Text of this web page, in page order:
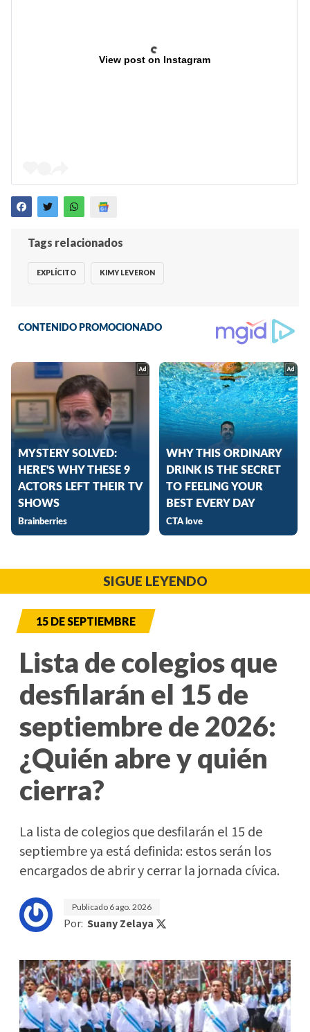
View post on Instagram
Tags relacionados
EXPLÍCITO KIMY LEVERON
SIGUE LEYENDO
15 DE SEPTIEMBRE
Lista de colegios que
desfilarán el 15 de
septiembre de 2026:
¿Quién abre y quién
cierra?
La lista de colegios que desfilarán el 15 de
septiembre ya está definida: estos serán los
encargados de abrir y cerrar la jornada cívica.
Publicado 6 ago. 2026
Por: Suany Zelaya